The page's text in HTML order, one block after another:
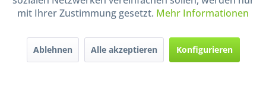
Handel mit BIO-Weinen
durch DE-ÖKO-009
mit Ihrer Zustimmung gesetzt. Mehr Informationen
Ablehnen Alle akzeptieren Konfigurieren